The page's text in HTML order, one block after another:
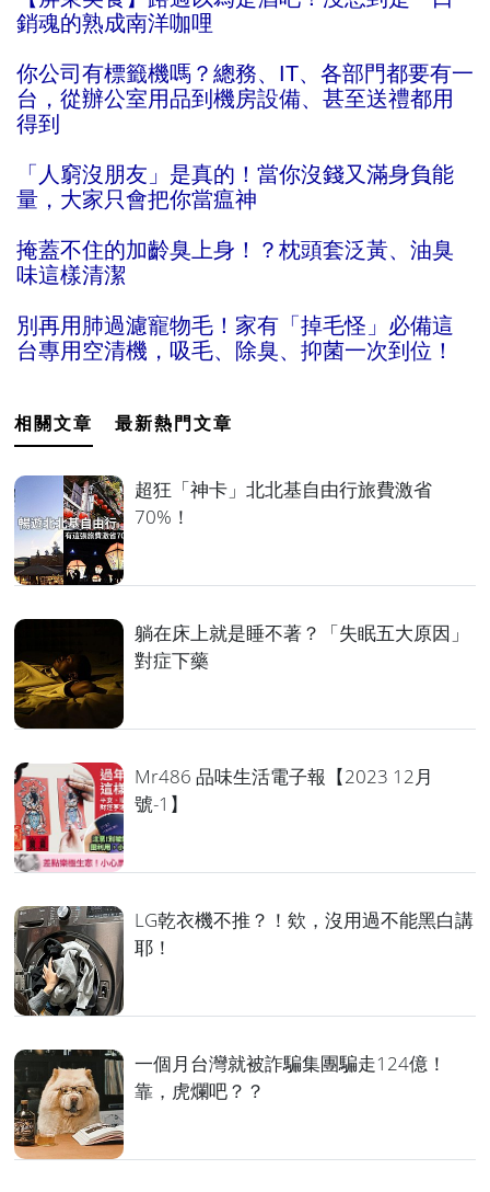
銷魂的熟成南洋咖哩
你公司有標籤機嗎？總務、IT、各部門都要有一
台，從辦公室用品到機房設備、甚至送禮都用
得到
「人窮沒朋友」是真的！當你沒錢又滿身負能
量，大家只會把你當瘟神
掩蓋不住的加齡臭上身！？枕頭套泛黃、油臭
味這樣清潔
別再用肺過濾寵物毛！家有「掉毛怪」必備這
台專用空清機，吸毛、除臭、抑菌一次到位！
相關文章 最新熱門文章
超狂「神卡」北北基自由行旅費激省
70%！
躺在床上就是睡不著？「失眠五大原因」
對症下藥
Mr486 品味生活電子報【2023 12月
號-1】
LG乾衣機不推？！欸，沒用過不能黑白講
耶！
一個月台灣就被詐騙集團騙走124億！
靠，虎爛吧？？